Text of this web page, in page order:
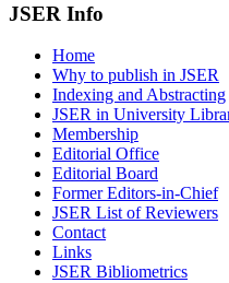
JSER Info
Home
Why to publish in JSER
Indexing and Abstracting
JSER in University
Membership
Editorial Office
Editorial Board
Former Editors-in-Chief
JSER List of Reviewers
Contact
Links
JSER Bibliometrics